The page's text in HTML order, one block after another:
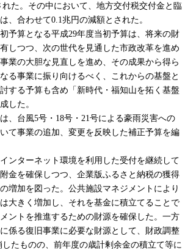
れた。その中において、地方交付税交付金と臨
、合わせて0.1兆円の減額とされた。
予算となる平成29年度当初予算は、将来の財
しつつ、次の世代を見通した市政改革を進め
業の大胆な見直しを進め、その成果から得ら
る事業に振り向けるべく、これからの基盤と
する予算も含め「新時代・福知山を拓く基盤
した。
、台風5号・18号・21号による豪雨災害への
て事業の追加、変更を反映した補正予算を編
ンターネット環境を利用した受付を継続して
金を確保しつつ、企業版ふるさと納税の獲得
増加を図った。公共施設マネジメントにより
大きく増加し、それを基金に積立てることで
ントを推進するための財源を確保した。一方
係る復旧事業に必要な財源として、財政調整
たものの、前年度の歳計剰余金の積立て等に